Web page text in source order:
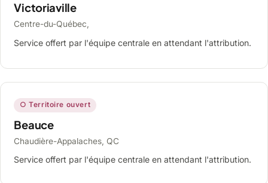
Victoriaville
Centre-du-Québec,
Service offert par l'équipe centrale en attendant l'attribution.
○ Territoire ouvert
Beauce
Chaudière-Appalaches, QC
Service offert par l'équipe centrale en attendant l'attribution.